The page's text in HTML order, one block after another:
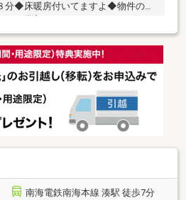
分◆床暖房付いてますよ◆物件のこ
さい◆
南海電鉄南海本線 湊駅 徒歩7分